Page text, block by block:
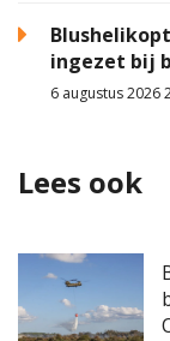
ingezet bij
6 augustus 2026
Lees ook